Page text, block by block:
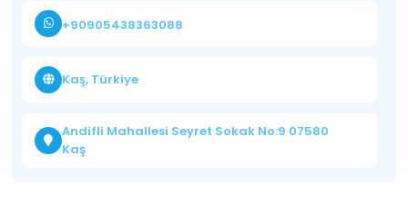
+90905438363088
Kaş, Türkiye
Andifli Mahallesi Seyret Sokak No:9 07580
Kaş